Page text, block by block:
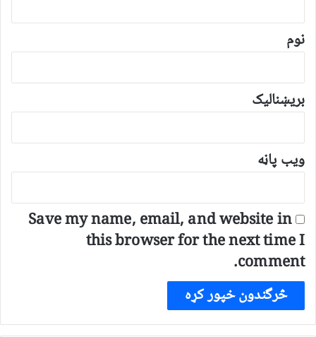
*
نوم
بریښنالیک
ویب پاڼه
Save my name, email, and website in
this browser for the next time I
comment.